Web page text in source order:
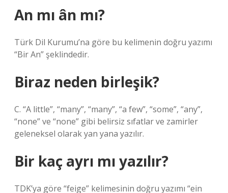
An mı ân mı?
Türk Dil Kurumu’na göre bu kelimenin doğru yazımı
“Bir An” şeklindedir.
Biraz neden birleşik?
C. “A little”, “many”, “many”, “a few”, “some”, “any”,
“none” ve “none” gibi belirsiz sıfatlar ve zamirler
geleneksel olarak yan yana yazılır.
Bir kaç ayrı mı yazılır?
TDK’ya göre “feige” kelimesinin doğru yazımı “ein